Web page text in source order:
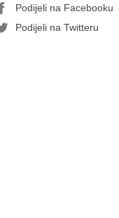
Podijeli na Facebooku
Podijeli na Twitteru